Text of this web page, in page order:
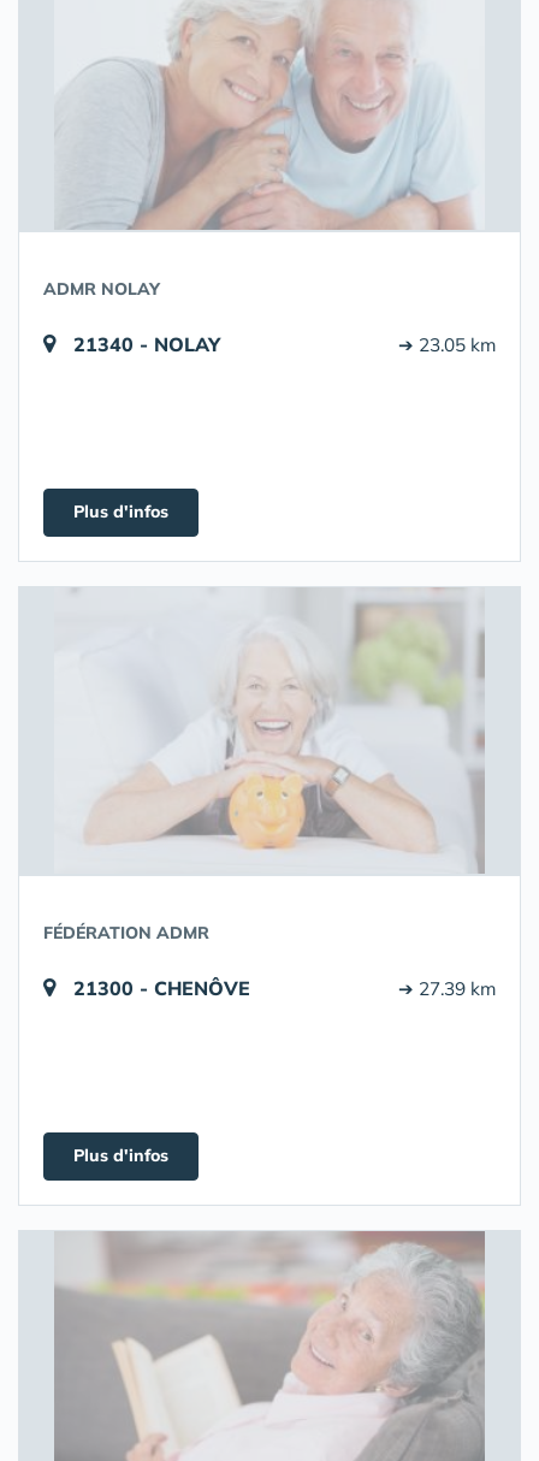
ADMR NOLAY
21340 - NOLAY ➔ 23.05 km
Plus d'infos
FÉDÉRATION ADMR
21300 - CHENÔVE ➔ 27.39 km
Plus d'infos